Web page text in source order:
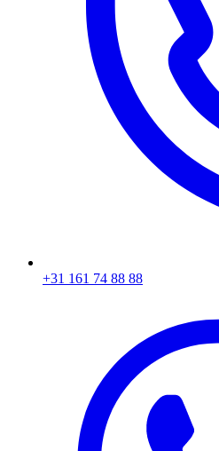
+31 161 74 88 88‬​​​​‌ ‍ ​‍​‍‌‍ ‌ ​‍‌‍‍‌‌‍‌ ‌‍‍‌‌‍ ‍​‍​‍​ ‍‍​‍​‍‌ ​ ‌‍​‌‌‍ ‍‌‍‍‌‌ ‌​‌ ‍‌​‍ ‍‌‍‍‌‌‍ ​‍​‍​‍ ​​‍​‍‌‍‍​‌ ​‍‌‍‌‌‌‍‌‍​‍​‍​ ‍‍​‍​‍‌‍‍​‌ ‌​‌ ‌​‌ ​​​ ‍‍​‍ ​‍ ‌‍ ​‌‍ ‌‍​ ‌‍​‌‌‍ ​‌‍‍​‌‍ ‌ ​ ‌ ‌​​ ‍‍​ ​ ​ ​ ​ ​ ​ ​ ​‍ ‌‍‍‌‌‍ ‍‌ ‌​‌‍‌‌‌‍ ‍‌ ‌​​‍ ‌‍‌‌‌‍‌​‌‍‍‌‌ ‌​​‍ ‌‍ ‌‌‍ ‌‍‌​‌‍‌‌​ ‌‌ ​​‌ ​‍‌‍‌‌‌ ​ ‌‍‌‌‌‍ ‍‌ ‌​‌‍​‌‌ ‌​‌‍‍‌‌‍ ‌‍ ‍​ ‍ ‌‍‍‌‌‍‌​​ ‌‌‍‌ ‌‍ ​‌‍ ‌‍​‍‌‍​‌‌‍ ​​ ‍ ‌ ‌​‌ ‍‌‌ ​​‌‍‌‌​ ‌‌‍‌ ‌‍ ​‌‍ ‌‍​‍‌‍​‌‌‍ ​​ ‍ ‌ ​​‌‍​‌‌ ‌​‌‍‍​​ ‌‌‍​ ‌‍ ‌‍ ‍‌ ‌​‌‍​‌‌‍​ ‌ ‌​​‍ ‍‌ ​​‌‍‍​‌‍ ‌‍ ‍‌‍‌‌​ ‌‍​‍‌‍​‌‌ ​ ‌‍‌‌‌‌‌‌‌ ​‍‌‍ ​​ ‌‌‍‍​‌ ‌​‌ ‌​‌ ​​​‍‌‌​ ​ ‌​​‌​‍‌‌​ ​‍‌​‌‍​‍‌‌​ ​‍‌​‌‍‌‍ ​‌‍ ‌‍​ ‌‍​‌‌‍ ​‌‍‍​‌‍ ‌ ​ ‌ ‌​​‍‌‌​ ​ ‌​​‌​ ​ ​ ​ ​ ​ ​ ​ ​‍‌‍‌‍‍‌‌‍‌​​ ‌‌‍‌ ‌‍ ​‌‍ ‌‍​‍‌‍​‌‌‍ ​​‍‌‍‌ ‌​‌ ‍‌‌ ​​‌‍‌‌​ ‌‌‍‌ ‌‍ ​‌‍ ‌‍​‍‌‍​‌‌‍ ​​‍‌‍‌ ​​‌‍​‌‌ ‌​‌‍‍​​ ‌‌‍​ ‌‍ ‌‍ ‍‌ ‌​‌‍​‌‌‍​ ‌ ‌​​‍ ‍‌ ​​‌‍‍​‌‍ ‌‍ ‍‌‍‌‌​‍‌‍‌ ​​‌‍‌‌‌ ​‍‌ ​ ‌ ​​‌‍‌‌‌‍​ ‌ ‌​‌‍‍‌‌ ‌‍‌‍‌‌​ ‌‌ ​​‌ ‌‌‌‍​‍‌‍ ​‌‍‍‌‌ ​ ‌‍‍​‌‍‌‌‌‍‌​​‍​‍‌ ‌